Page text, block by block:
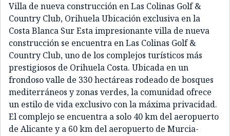
Villa de nueva construcción en Las Colinas Golf &
Country Club, Orihuela Ubicación exclusiva en la
Costa Blanca Sur Esta impresionante villa de nueva
construcción se encuentra en Las Colinas Golf &
Country Club, uno de los complejos turísticos más
prestigiosos de Orihuela Costa. Ubicada en un
frondoso valle de 330 hectáreas rodeado de bosques
mediterráneos y zonas verdes, la comunidad ofrece
un estilo de vida exclusivo con la máxima privacidad.
El complejo se encuentra a solo 40 km del aeropuerto
de Alicante y a 60 km del aeropuerto de Murcia-